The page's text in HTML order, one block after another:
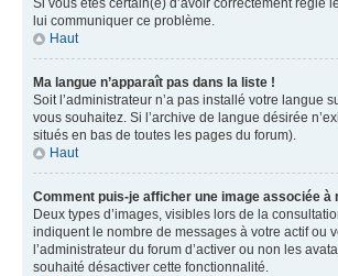
Si vous êtes certain(e) d’avoir correctement réglé
lui communiquer ce problème.
Haut
Ma langue n’apparaît pas dans la liste !
Soit l’administrateur n’a pas installé votre langue
vous souhaitez. Si l’archive de langue désirée
situés en bas de toutes les pages du forum).
Haut
Comment puis-je afficher une image associée à
Deux types d’images, visibles lors de la
indiquent le nombre de messages à votre actif ou
l’administrateur du forum d’activer ou non les
souhaité désactiver cette fonctionnalité.